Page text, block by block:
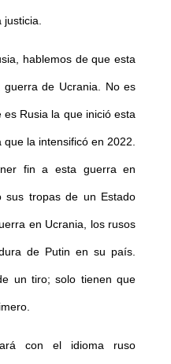
hablemos de que esta
de Ucrania. No es
Rusia la que inició esta
la intensificó en 2022.
fin a esta guerra en
sus tropas de un Estado
en Ucrania, los rusos
de Putin en su país.
un tiro; solo tienen que
con el idioma ruso